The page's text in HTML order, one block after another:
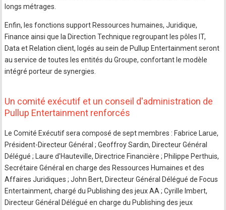
longs métrages.
Enfin, les fonctions support Ressources humaines, Juridique,
Finance ainsi que la Direction Technique regroupant les pôles IT,
Data et Relation client, logés au sein de Pullup Entertainment seront
au service de toutes les entités du Groupe, confortant le modèle
intégré porteur de synergies.
Un comité exécutif et un conseil d'administration de
Pullup Entertainment renforcés
Le Comité Exécutif sera composé de sept membres : Fabrice Larue,
Président-Directeur Général ; Geoffroy Sardin, Directeur Général
Délégué ; Laure d'Hauteville, Directrice Financière ; Philippe Perthuis,
Secrétaire Général en charge des Ressources Humaines et des
Affaires Juridiques ; John Bert, Directeur Général Délégué de Focus
Entertainment, chargé du Publishing des jeux AA ; Cyrille Imbert,
Directeur Général Délégué en charge du Publishing des jeux